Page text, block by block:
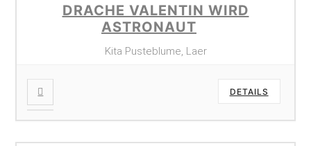
DRACHE VALENTIN WIRD
ASTRONAUT
Kita Pusteblume, Laer
DETAILS